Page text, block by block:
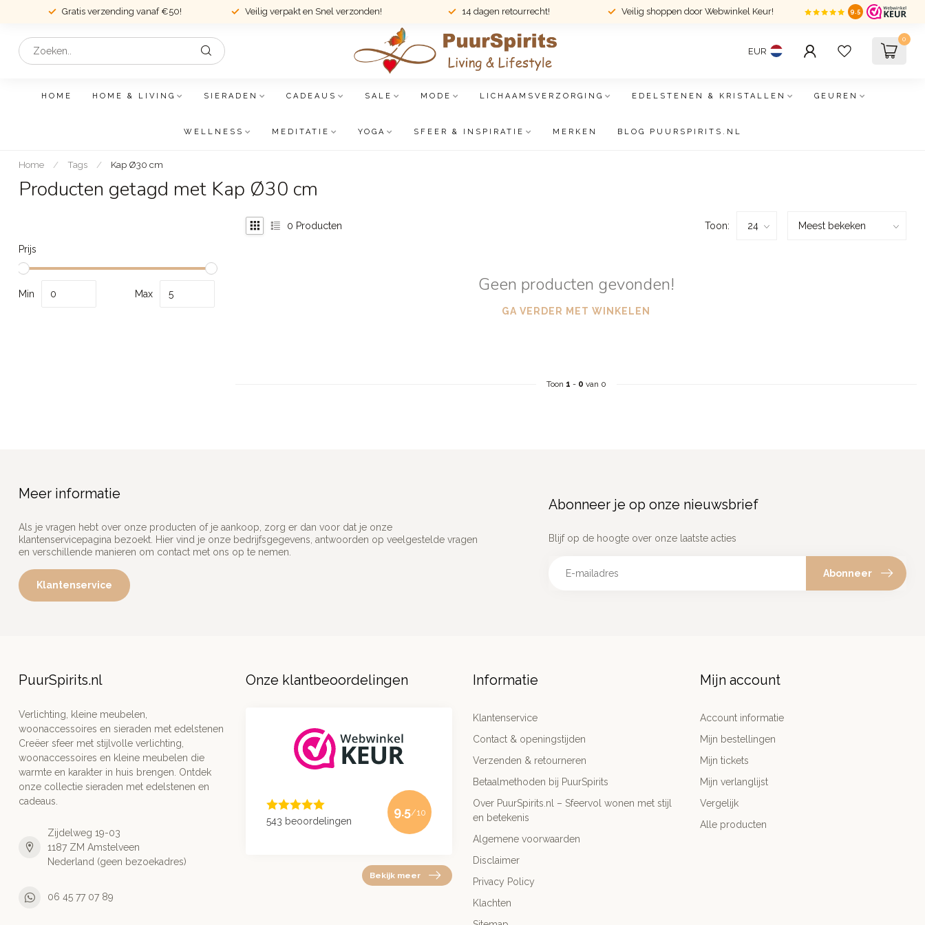
Gratis verzending vanaf €50! Veilig verpakt en Snel verzonden! 14 dagen retourrecht! Veilig shoppen door Webwinkel Keur! 9.5
EUR
0
HOME HOME & LIVING SIERADEN CADEAUS SALE MODE LICHAAMSVERZORGING EDELSTENEN & KRISTALLEN GEUREN
WELLNESS MEDITATIE YOGA SFEER & INSPIRATIE MERKEN BLOG PUURSPIRITS.NL
Home / Tags / Kap Ø30 cm
Producten getagd met Kap Ø30 cm
Prijs
Min Max
0 Producten Toon:
Geen producten gevonden!
GA VERDER MET WINKELEN
Toon 1 - 0 van 0
Meer informatie
Als je vragen hebt over onze producten of je aankoop, zorg er dan voor dat je onze
klantenservicepagina bezoekt. Hier vind je onze bedrijfsgegevens, antwoorden op veelgestelde vragen
en verschillende manieren om contact met ons op te nemen.
Klantenservice
Abonneer je op onze nieuwsbrief
Blijf op de hoogte over onze laatste acties
Abonneer
PuurSpirits.nl
Verlichting, kleine meubelen,
woonaccessoires en sieraden met edelstenen
Creëer sfeer met stijlvolle verlichting,
woonaccessoires en kleine meubelen die
warmte en karakter in huis brengen. Ontdek
onze collectie sieraden met edelstenen en
cadeaus.
Zijdelweg 19-03
1187 ZM Amstelveen
Nederland (geen bezoekadres)
06 45 77 07 89
Onze klantbeoordelingen
543 beoordelingen
9.5/10
Bekijk meer
Informatie
Klantenservice
Contact & openingstijden
Verzenden & retourneren
Betaalmethoden bij PuurSpirits
Over PuurSpirits.nl – Sfeervol wonen met stijl
en betekenis
Algemene voorwaarden
Disclaimer
Privacy Policy
Klachten
Mijn account
Account informatie
Mijn bestellingen
Mijn tickets
Mijn verlanglijst
Vergelijk
Alle producten